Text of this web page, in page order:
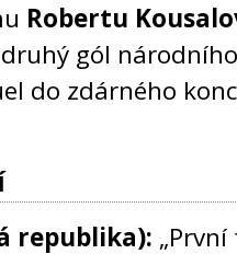
Robertu
gól
do zdárného
republika):